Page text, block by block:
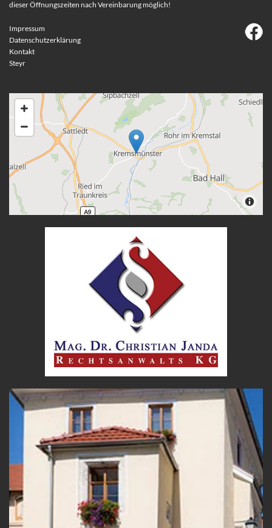
dieser Öffnungszeiten nach Vereinbarung möglich!
Impressum
Datenschutzerklärung
Kontakt
Steyr